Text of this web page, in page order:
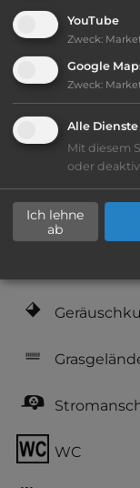
Ausstattung:
bis 20,- Euro
WC
YouTube
Zweck:
Google
Zweck:
Alle
Mit diesem
oder
Ich lehne
ab